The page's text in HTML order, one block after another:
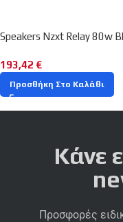
Speakers Nzxt Relay 80w
193,42 €
Προσθήκη Στο Καλάθι
Κάνε
Προσφορές